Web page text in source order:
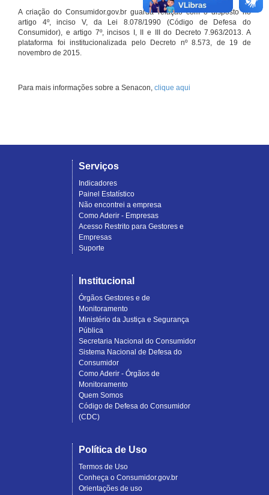
A criação do Consumidor.gov.br guarda relação com o disposto no
artigo 4º, inciso V, da Lei 8.078/1990 (Código de Defesa do
Consumidor), e artigo 7º, incisos I, II e III do Decreto 7.963/2013. A
plataforma foi institucionalizada pelo Decreto nº 8.573, de 19 de
novembro de 2015.
Para mais informações sobre a Senacon, clique aqui
Serviços
Indicadores
Painel Estatístico
Não encontrei a empresa
Como Aderir - Empresas
Acesso Restrito para Gestores e
Empresas
Suporte
Institucional
Órgãos Gestores e de
Monitoramento
Ministério da Justiça e Segurança
Pública
Secretaria Nacional do Consumidor
Sistema Nacional de Defesa do
Consumidor
Como Aderir - Órgãos de
Monitoramento
Quem Somos
Código de Defesa do Consumidor
(CDC)
Política de Uso
Termos de Uso
Conheça o Consumidor.gov.br
Orientações de uso